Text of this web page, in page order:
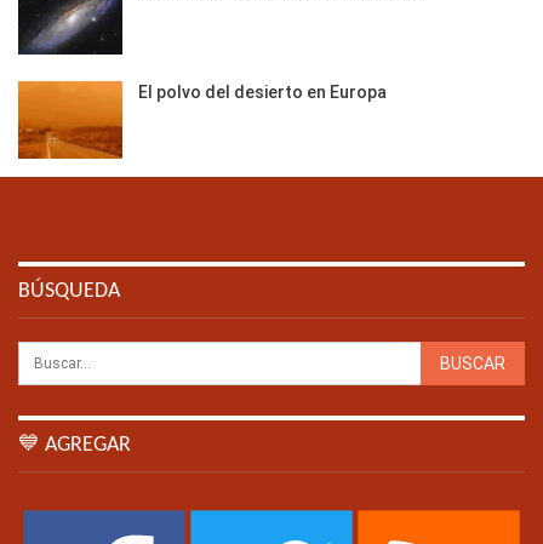
El polvo del desierto en Europa
BÚSQUEDA
💙 AGREGAR